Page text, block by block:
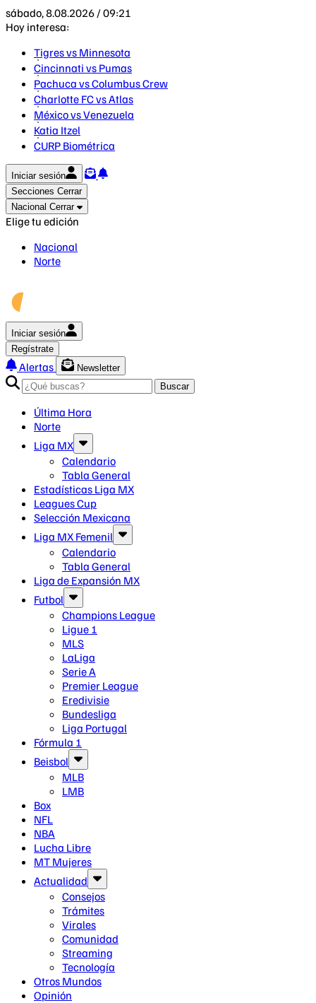
sábado, 8.08.2026 / 09:21
Hoy interesa:
Tigres vs Minnesota
Cincinnati vs Pumas
Pachuca vs Columbus Crew
Charlotte FC vs Atlas
México vs Venezuela
Katia Itzel
CURP Biométrica
Iniciar sesión
Secciones Cerrar
Nacional Cerrar
Elige tu edición
Nacional
Norte
Iniciar sesión
Regístrate
Alertas
Newsletter
Buscar
Última Hora
Norte
Liga MX
Calendario
Tabla General
Estadísticas Liga MX
Leagues Cup
Selección Mexicana
Liga MX Femenil
Calendario
Tabla General
Liga de Expansión MX
Futbol
Champions League
Ligue 1
MLS
LaLiga
Serie A
Premier League
Eredivisie
Bundesliga
Liga Portugal
Fórmula 1
Beisbol
MLB
LMB
Box
NFL
NBA
Lucha Libre
MT Mujeres
Actualidad
Consejos
Trámites
Virales
Comunidad
Streaming
Tecnología
Otros Mundos
Opinión